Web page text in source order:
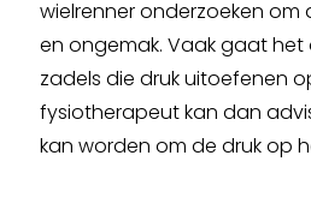
wielrenner onderzoeken
en ongemak. Vaak gaat
zadels die druk uitoefenen
fysiotherapeut kan dan
kan worden om de druk op